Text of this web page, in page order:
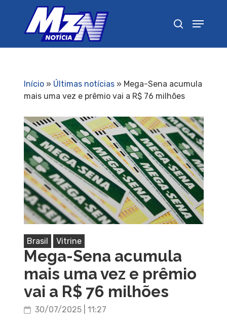
Início» Últimas notícias» Mega-Sena acumula
mais uma vez e prêmio vai a R$ 76 milhões
Brasil Vitrine
Mega-Sena acumula
mais uma vez e prêmio
vai a R$ 76 milhões
30/07/2025 | 11:27